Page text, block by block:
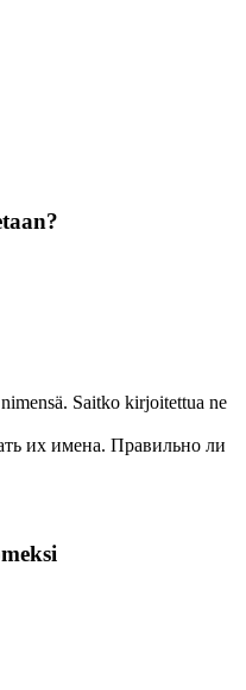
Saitko kirjoitettua ne
их имена. Правильно ли